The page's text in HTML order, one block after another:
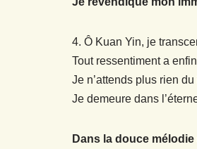
4. Ô Kuan Yin, je
Tout ressentiment a
Je n’attends plus rien du
Je demeure dans
Dans la douce